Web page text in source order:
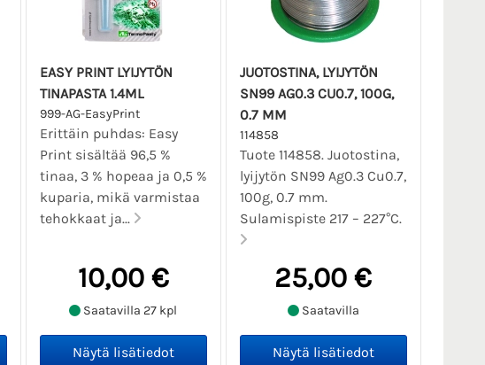
EASY PRINT LYIJYTÖN
TINAPASTA 1.4ML
999-AG-EasyPrint
Erittäin puhdas: Easy
Print sisältää 96,5 %
tinaa, 3 % hopeaa ja 0,5 %
kuparia, mikä varmistaa
tehokkaat ja...
10,00 €
Saatavilla 27 kpl
JUOTOSTINA, LYIJYTÖN
SN99 AG0.3 CU0.7, 100G,
0.7 MM
114858
Tuote 114858. Juotostina,
lyijytön SN99 Ag0.3 Cu0.7,
100g, 0.7 mm.
Sulamispiste 217 – 227°C.
25,00 €
Saatavilla